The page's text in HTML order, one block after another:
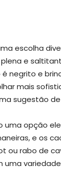
escolha
e
negrito e
mais
sugestão de
uma opção
e os
ou rabo de